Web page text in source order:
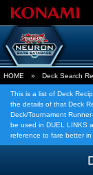
HOME » Deck Search
This is a list of Deck
the details of that Deck
Deck/Tournament
be used in DUEL LINKS
reference to fare better in